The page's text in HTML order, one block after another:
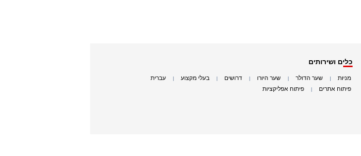
כלים ושירותים
מניות שער הדולר שער היורו דרושים בעלי מקצוע עברית
פיתוח אתרים פיתוח אפליקציות